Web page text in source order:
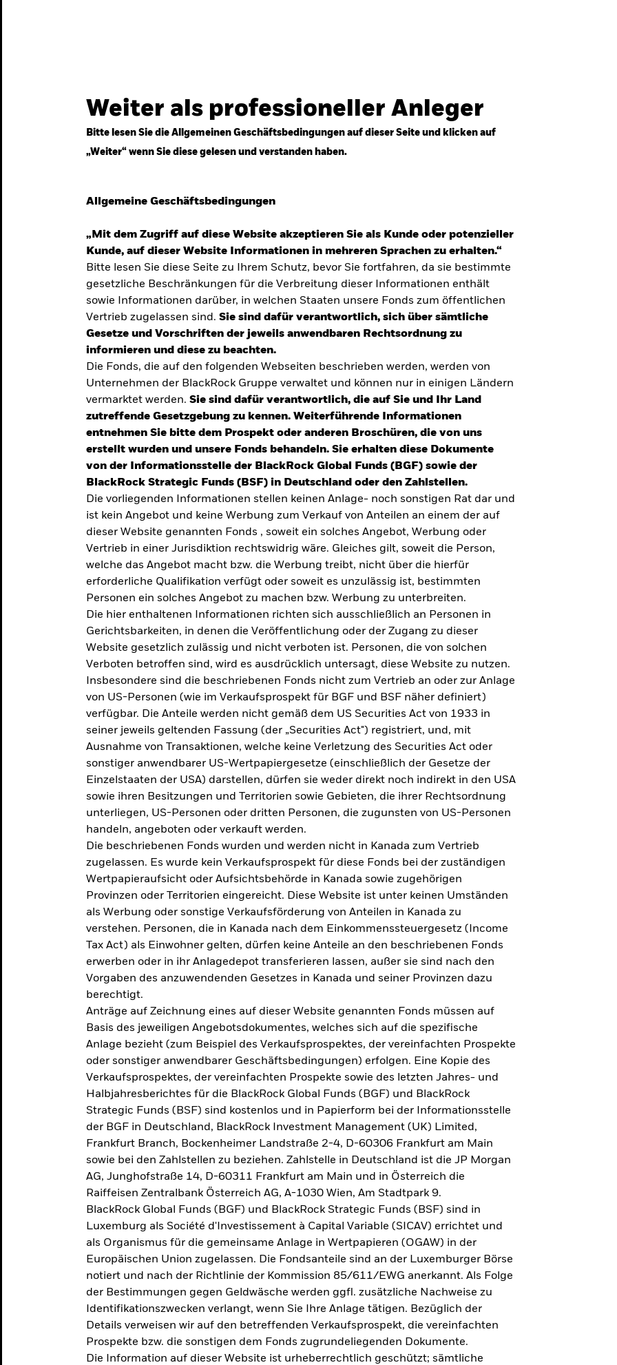
TRENDS & IDEEN
Entdecken Sie unsere
makroökonomischen
Einschätzungen und Anlageideen.
Aktuelle Einschätzungen
UMFRAGE ZUR ALTERSVORSORGE 2025
Realitätscheck Altersvorsorge. Wie
steht es um Ihre Altersvorsorge?
Zu den Ergebnissen
Weiter als professioneller Anleger
Bitte lesen Sie die Allgemeinen Geschäftsbedingungen auf dieser Seite und klicken auf
„Weiter“ wenn Sie diese gelesen und verstanden haben.
Allgemeine Geschäftsbedingungen
„Mit dem Zugriff auf diese Website akzeptieren Sie als Kunde oder potenzieller
Kunde, auf dieser Website Informationen in mehreren Sprachen zu erhalten.“
Bitte lesen Sie diese Seite zu Ihrem Schutz, bevor Sie fortfahren, da sie bestimmte
gesetzliche Beschränkungen für die Verbreitung dieser Informationen enthält
sowie Informationen darüber, in welchen Staaten unsere Fonds zum öffentlichen
Vertrieb zugelassen sind. Sie sind dafür verantwortlich, sich über sämtliche
Gesetze und Vorschriften der jeweils anwendbaren Rechtsordnung zu
informieren und diese zu beachten.
Die Fonds, die auf den folgenden Webseiten beschrieben werden, werden von
Unternehmen der BlackRock Gruppe verwaltet und können nur in einigen Ländern
vermarktet werden. Sie sind dafür verantwortlich, die auf Sie und Ihr Land
zutreffende Gesetzgebung zu kennen. Weiterführende Informationen
entnehmen Sie bitte dem Prospekt oder anderen Broschüren, die von uns
erstellt wurden und unsere Fonds behandeln. Sie erhalten diese Dokumente
von der Informationsstelle der BlackRock Global Funds (BGF) sowie der
BlackRock Strategic Funds (BSF) in Deutschland oder den Zahlstellen.
Die vorliegenden Informationen stellen keinen Anlage- noch sonstigen Rat dar und
ist kein Angebot und keine Werbung zum Verkauf von Anteilen an einem der auf
dieser Website genannten Fonds , soweit ein solches Angebot, Werbung oder
Vertrieb in einer Jurisdiktion rechtswidrig wäre. Gleiches gilt, soweit die Person,
welche das Angebot macht bzw. die Werbung treibt, nicht über die hierfür
erforderliche Qualifikation verfügt oder soweit es unzulässig ist, bestimmten
Personen ein solches Angebot zu machen bzw. Werbung zu unterbreiten.
Die hier enthaltenen Informationen richten sich ausschließlich an Personen in
Gerichtsbarkeiten, in denen die Veröffentlichung oder der Zugang zu dieser
Website gesetzlich zulässig und nicht verboten ist. Personen, die von solchen
Verboten betroffen sind, wird es ausdrücklich untersagt, diese Website zu nutzen.
Insbesondere sind die beschriebenen Fonds nicht zum Vertrieb an oder zur Anlage
von US-Personen (wie im Verkaufsprospekt für BGF und BSF näher definiert)
verfügbar. Die Anteile werden nicht gemäß dem US Securities Act von 1933 in
seiner jeweils geltenden Fassung (der „Securities Act") registriert, und, mit
Ausnahme von Transaktionen, welche keine Verletzung des Securities Act oder
sonstiger anwendbarer US-Wertpapiergesetze (einschließlich der Gesetze der
Einzelstaaten der USA) darstellen, dürfen sie weder direkt noch indirekt in den USA
sowie ihren Besitzungen und Territorien sowie Gebieten, die ihrer Rechtsordnung
unterliegen, US-Personen oder dritten Personen, die zugunsten von US-Personen
handeln, angeboten oder verkauft werden.
Die beschriebenen Fonds wurden und werden nicht in Kanada zum Vertrieb
zugelassen. Es wurde kein Verkaufsprospekt für diese Fonds bei der zuständigen
Wertpapieraufsicht oder Aufsichtsbehörde in Kanada sowie zugehörigen
Provinzen oder Territorien eingereicht. Diese Website ist unter keinen Umständen
als Werbung oder sonstige Verkaufsförderung von Anteilen in Kanada zu
verstehen. Personen, die in Kanada nach dem Einkommenssteuergesetz (Income
Tax Act) als Einwohner gelten, dürfen keine Anteile an den beschriebenen Fonds
erwerben oder in ihr Anlagedepot transferieren lassen, außer sie sind nach den
Vorgaben des anzuwendenden Gesetzes in Kanada und seiner Provinzen dazu
berechtigt.
Anträge auf Zeichnung eines auf dieser Website genannten Fonds müssen auf
Basis des jeweiligen Angebotsdokumentes, welches sich auf die spezifische
Anlage bezieht (zum Beispiel des Verkaufsprospektes, der vereinfachten Prospekte
oder sonstiger anwendbarer Geschäftsbedingungen) erfolgen. Eine Kopie des
Verkaufsprospektes, der vereinfachten Prospekte sowie des letzten Jahres- und
Halbjahresberichtes für die BlackRock Global Funds (BGF) und BlackRock
Strategic Funds (BSF) sind kostenlos und in Papierform bei der Informationsstelle
der BGF in Deutschland, BlackRock Investment Management (UK) Limited,
Frankfurt Branch, Bockenheimer Landstraße 2-4, D-60306 Frankfurt am Main
sowie bei den Zahlstellen zu beziehen. Zahlstelle in Deutschland ist die JP Morgan
AG, Junghofstraße 14, D-60311 Frankfurt am Main und in Österreich die
Raiffeisen Zentralbank Österreich AG, A-1030 Wien, Am Stadtpark 9.
BlackRock Global Funds (BGF) und BlackRock Strategic Funds (BSF) sind in
Luxemburg als Société d'Investissement à Capital Variable (SICAV) errichtet und
als Organismus für die gemeinsame Anlage in Wertpapieren (OGAW) in der
Europäischen Union zugelassen. Die Fondsanteile sind an der Luxemburger Börse
notiert und nach der Richtlinie der Kommission 85/611/EWG anerkannt. Als Folge
der Bestimmungen gegen Geldwäsche werden ggfl. zusätzliche Nachweise zu
Identifikationszwecken verlangt, wenn Sie Ihre Anlage tätigen. Bezüglich der
Details verweisen wir auf den betreffenden Verkaufsprospekt, die vereinfachten
Prospekte bzw. die sonstigen dem Fonds zugrundeliegenden Dokumente.
Die Information auf dieser Website ist urheberrechtlich geschützt; sämtliche